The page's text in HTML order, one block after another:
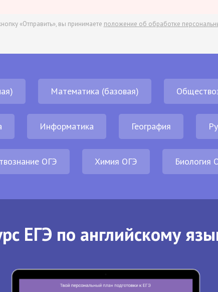
«Отправить», вы принимаете положение об обработке
Математика (базовая)
Информатика География
ОГЭ Химия ОГЭ Биология
ЕГЭ по английскому